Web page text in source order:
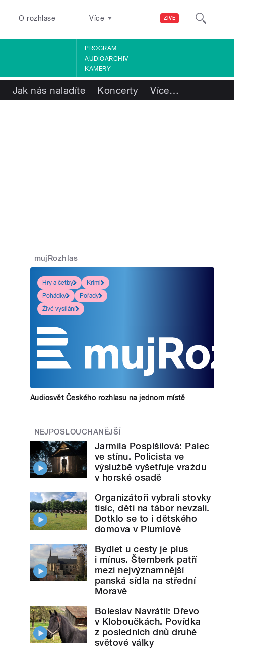
ŽIVĚ
O rozhlase Více
PROGRAM
AUDIOARCHIV
KAMERY
Jak nás naladíte Koncerty Více…
mujRozhlas
Hry a četby
Krimi
Pohádky
Pořady
Živé vysílání
Audiosvět Českého rozhlasu na jednom místě
NEJPOSLOUCHANĚJŠÍ
Jarmila Pospíšilová: Palec
ve stínu. Policista ve
výslužbě vyšetřuje vraždu
v horské osadě
Organizátoři vybrali stovky
tisíc, děti na tábor nevzali.
Dotklo se to i dětského
domova v Plumlově
Bydlet u cesty je plus
i mínus. Šternberk patří
mezi nejvýznamnější
panská sídla na střední
Moravě
Boleslav Navrátil: Dřevo
v Kloboučkách. Povídka
z posledních dnů druhé
světové války